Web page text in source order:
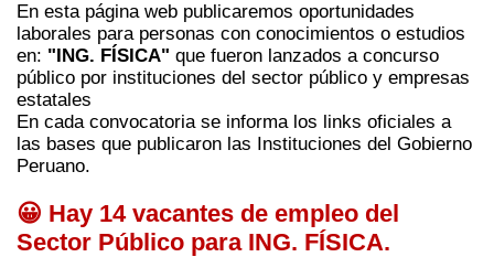
En esta página web publicaremos oportunidades
laborales para personas con conocimientos o estudios
en: "ING. FÍSICA" que fueron lanzados a concurso
público por instituciones del sector público y empresas
estatales
En cada convocatoria se informa los links oficiales a
las bases que publicaron las Instituciones del Gobierno
Peruano.
😀 Hay 14 vacantes de empleo del
Sector Público para ING. FÍSICA.